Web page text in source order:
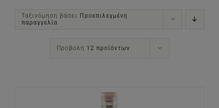
Ταξινόμηση βάσει Προεπιλεγμένη
παραγγελία
Προβολή 12 προϊόντων